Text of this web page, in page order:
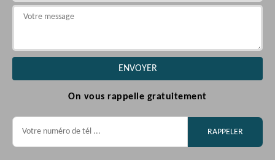
On vous rappelle gratuitement